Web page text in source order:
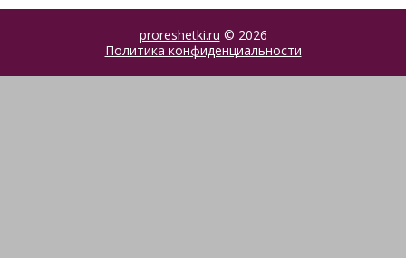
proreshetki.ru © 2026
Политика конфиденциальности